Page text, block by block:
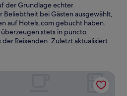
der Grundlage echter
Beliebtheit bei Gästen ausgewählt,
auf Hotels.com gebucht haben.
stets in puncto
Reisenden. Zuletzt aktualisiert